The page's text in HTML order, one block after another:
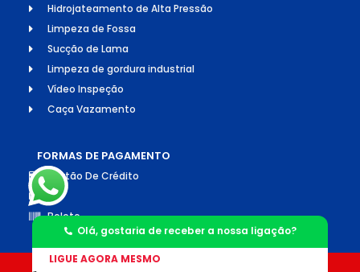
Hidrojateamento de Alta Pressão
Limpeza de Fossa
Sucção de Lama
Limpeza de gordura industrial
Vídeo Inspeção
Caça Vazamento
FORMAS DE PAGAMENTO
Cartão De Crédito
Pix
Boleto
Olá, gostaria de receber a nossa ligação?
LIGUE AGORA MESMO